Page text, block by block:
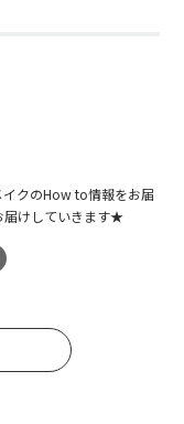
イクのHow to情報をお届
届けしていきます★